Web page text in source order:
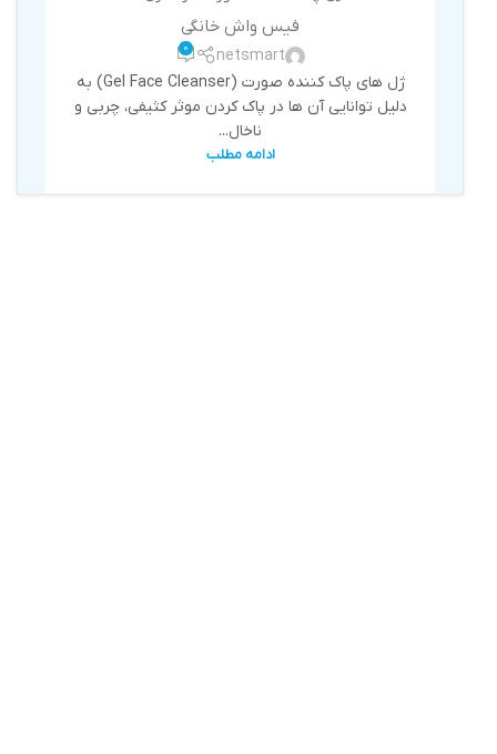
فیس واش خانگی
netsmart
0
ژل های پاک کننده صورت (Gel Face Cleanser) به
دلیل توانایی آن ها در پاک کردن موثر کثیفی، چربی و
ناخال...
ادامه مطلب